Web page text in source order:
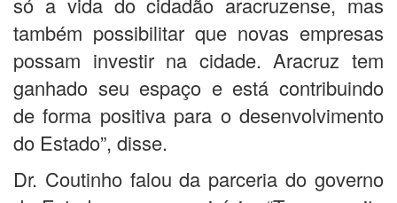
também possibilitar que novas empresas
possam investir na cidade. Aracruz tem
ganhado seu espaço e está contribuindo
de forma positiva para o desenvolvimento
do Estado”, disse.
Dr. Coutinho falou da parceria do governo